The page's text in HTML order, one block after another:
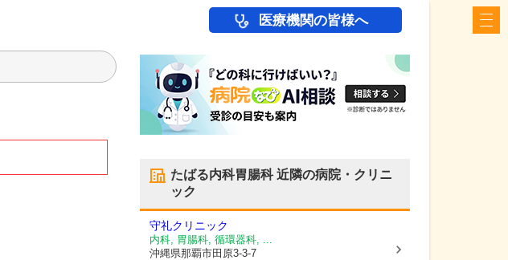
医療機関の皆様へ
たばる内科胃腸科近隣の病院・クリニ
ック
守礼クリニック
内科, 胃腸科, 循環器科, ...
沖縄県那覇市田原3-3-7